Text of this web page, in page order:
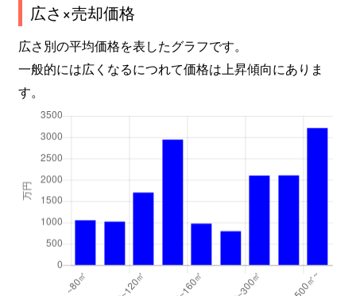
広さ×売却価格
広さ別の平均価格を表したグラフです。
一般的には広くなるにつれて価格は上昇傾向にありま
す。